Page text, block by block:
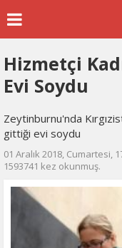
Hizmetçi
Evi Soydu
Zeytinburnu'nda
gittiği evi soydu
01 Aralık 2018, Cumartesi,
1593741 kez okunmuş.